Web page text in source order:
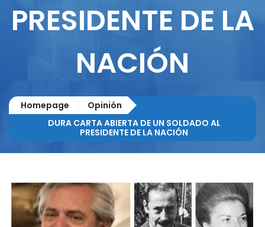
PRESIDENTE DE LA
NACIÓN
Homepage
Opinión
DURA CARTA ABIERTA DE UN SOLDADO AL
PRESIDENTE DE LA NACIÓN